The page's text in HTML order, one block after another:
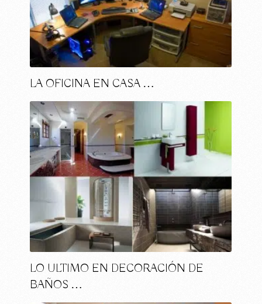
LA OFICINA EN CASA …
LO ULTIMO EN DECORACIÓN DE
BAÑOS …